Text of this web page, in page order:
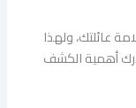
عائلتك، ولهذا
أهمية الكشف